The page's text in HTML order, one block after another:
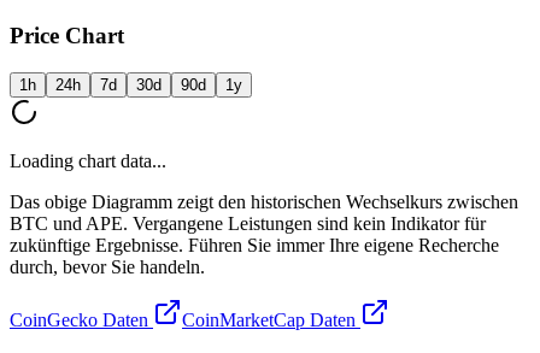
Price Chart
1h 24h 7d 30d 90d 1y
Loading chart data...
Das obige Diagramm zeigt den historischen Wechselkurs zwischen
BTC und APE. Vergangene Leistungen sind kein Indikator für
zukünftige Ergebnisse. Führen Sie immer Ihre eigene Recherche
durch, bevor Sie handeln.
CoinGecko Daten CoinMarketCap Daten